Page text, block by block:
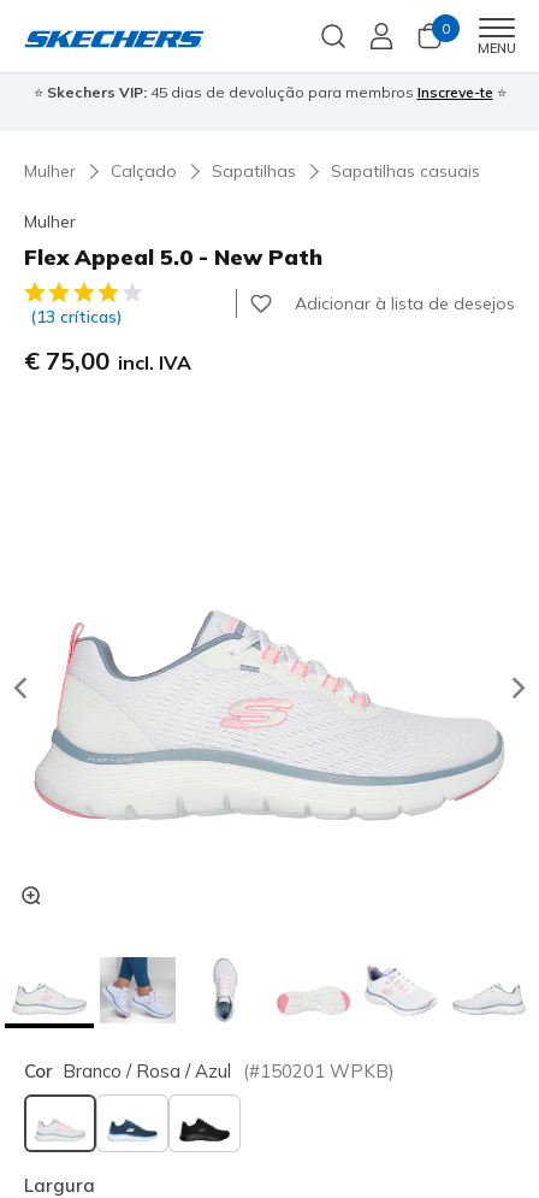
0
MENU
⭐ Skechers VIP:45 dias de devolução para membros Inscreve-te ⭐
Mulher Calçado Sapatilhas Sapatilhas casuais
Mulher
Flex Appeal 5.0 - New Path
3$8 de 5 – Classificação do cliente
(13 críticas)
Adicionar à lista de desejos
€ 75,00 incl. IVA
Cor Branco / Rosa / Azul (#150201 WPKB)
selecionado
Largura